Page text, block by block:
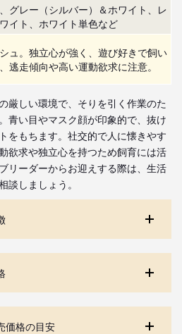
グレー（シルバー）＆ホワイト、レ
イト、ホワイト単色など
ュ。独立心が強く、遊び好きで飼い
逃走傾向や高い運動欲求に注意。
厳しい環境で、そりを引く作業のた
青い目やマスク顔が印象的で、抜け
をもちます。社交的で人に懐きやす
欲求や独立心を持つため飼育には活
リーダーからお迎えする際は、生活
談しましょう。
価格の目安